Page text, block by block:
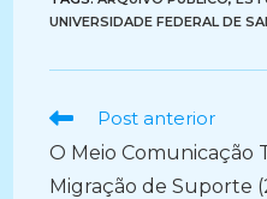
UNIVERSIDADE FEDERAL DE
Ler
artigos
Post anterior
O Meio Comunicação
Migração de Suporte